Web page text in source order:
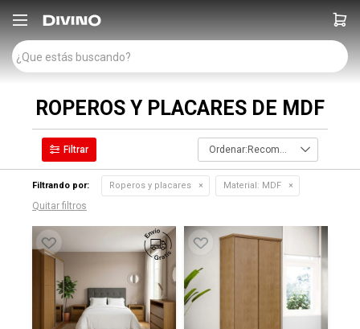

ROPEROS Y PLACARES DE MDF
Recomendados
Filtrando por: Roperos y placares Material: MDF
Quitar filtros